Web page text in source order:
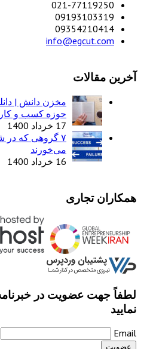
021-77119250
09193103319
09354210414
info@egcut.com
آخرین مقالات
مخزن دانش |
حوزه کسب و کار
17 خرداد 1400
۷ گروهی که
می‌خورند
16 خرداد 1400
همکاران تجاری
لطفاً جهت عضویت در
نمایید
Email